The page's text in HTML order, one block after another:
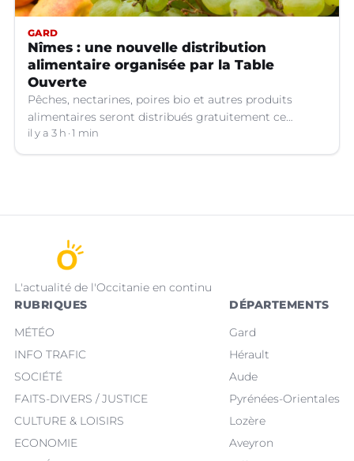
GARD
Nîmes : une nouvelle distribution
alimentaire organisée par la Table
Ouverte
Pêches, nectarines, poires bio et autres produits
alimentaires seront distribués gratuitement ce
vendredi 7 août par les bénévoles de la Table Ouverte
à Nîmes (Gard).
il y a 3 h 1 min
L'actualité de l'Occitanie en continu
RUBRIQUES
MÉTÉO
INFO TRAFIC
SOCIÉTÉ
FAITS-DIVERS / JUSTICE
CULTURE & LOISIRS
ECONOMIE
DÉPARTEMENTS
Gard
Hérault
Aude
Pyrénées-Orientales
Lozère
Aveyron